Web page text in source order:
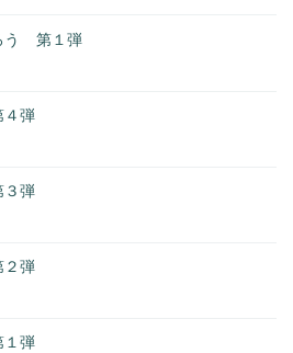
う 第１弾
弾
弾
弾
弾